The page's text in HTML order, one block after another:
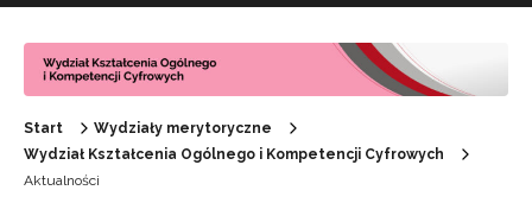
Start
Wydziały merytoryczne
Wydział Kształcenia Ogólnego i Kompetencji Cyfrowych
Aktualności